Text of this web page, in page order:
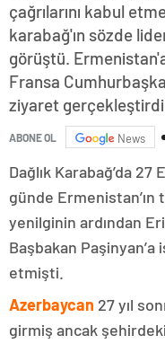
çağrılarını kabul
karabağ'ın sözde
görüştü.
Fransa
ziyaret
ABONE OL News
Dağlık Karabağ’da
günde
yenilginin ardından
Başbakan
etmişti.
Azerbaycan 27 yıl
girmiş ancak şehirdeki